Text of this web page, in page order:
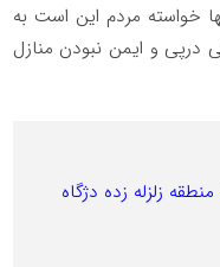
خواسته مردم این است به
درپی و ایمن نبودن منازل
زلزله زده دژگاه